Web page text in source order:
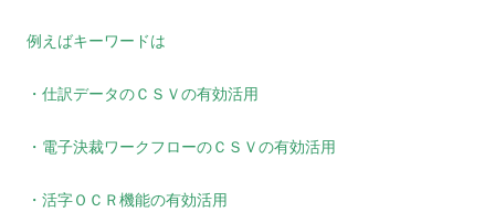
例えばキーワードは
・仕訳データのＣＳＶの有効活用
・電子決裁ワークフローのＣＳＶの有効活用
・活字ＯＣＲ機能の有効活用